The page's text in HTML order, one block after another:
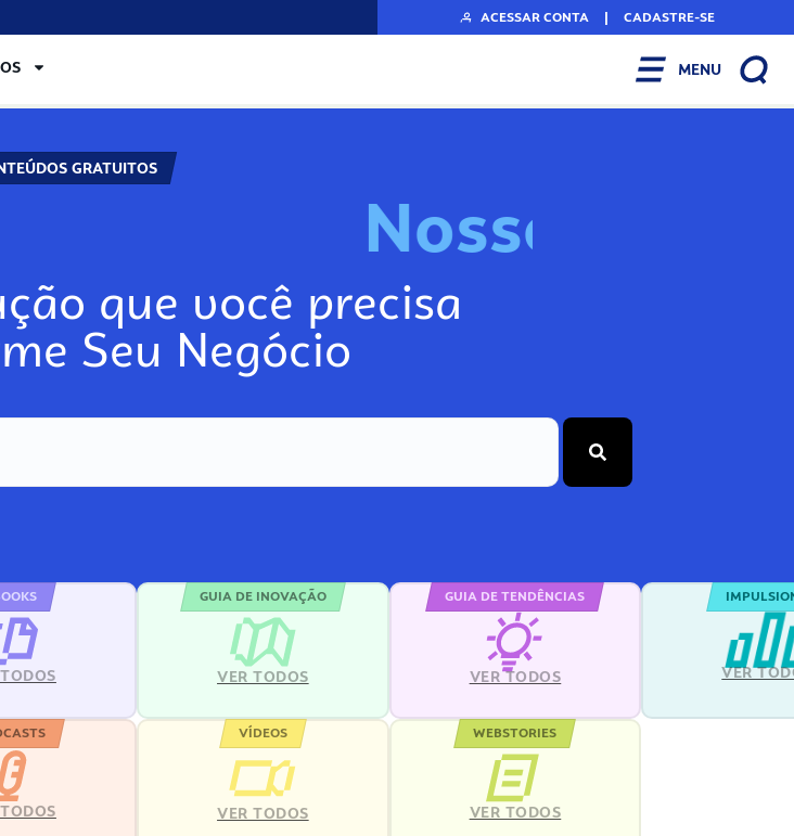
ACESSAR CONTA | CADASTRE-SE
MENU
GRATUITOS
Nosso
que você precisa
Seu Negócio
GUIA DE INOVAÇÃO
VER TODOS
GUIA DE TENDÊNCIAS
VER TODOS VER
VÍDEOS
VER TODOS
WEBSTORIES
VER TODOS